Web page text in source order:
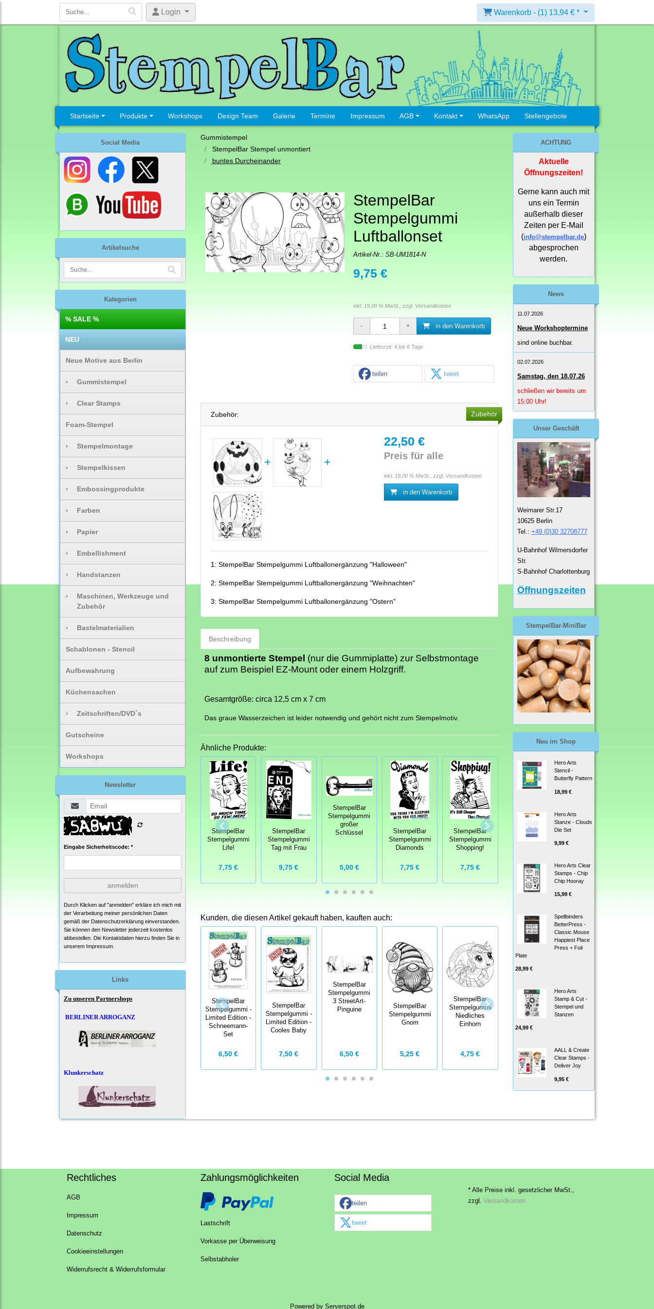
Login Warenkorb - (1) 13,94 € *
Startseite Produkte Workshops Design Team Galerie Termine Impressum AGB Kontakt WhatsApp Stellengebote
Social Media
Artikelsuche
Kategorien
% SALE %
NEU
Neue Motive aus Berlin
› Gummistempel
› Clear Stamps
Foam-Stempel
› Stempelmontage
› Stempelkissen
› Embossingprodukte
› Farben
› Papier
› Embellishment
› Handstanzen
›
Maschinen, Werkzeuge und
Zubehör
› Bastelmaterialien
Schablonen - Stencil
Aufbewahrung
Küchensachen
› Zeitschriften/DVD`s
Gutscheine
Workshops
Newsletter
Eingabe Sicherheitscode: *
anmelden
Durch Klicken auf "anmelden" erkläre ich mich mit
der Verarbeitung meiner persönlichen Daten
gemäß der Datenschutzerklärung einverstanden.
Sie können den Newsletter jederzeit kostenlos
abbestellen. Die Kontaktdaten hierzu finden Sie in
unserem Impressum.
Links
Zu unseren Partnershops
BERLINER ARROGANZ
Klunkerschatz
Gummistempel
StempelBar Stempel unmontiert
buntes Durcheinander
StempelBar
Stempelgummi
Luftballonset
Artikel-Nr.: SB-UM1814-N
9,75 €
inkl. 19,00 % MwSt., zzgl. Versandkosten
in den Warenkorb
Lieferzeit: 4 bis 6 Tage
teilen tweet
Zubehör: Zubehör
22,50 €
Preis für alle
inkl. 19,00 % MwSt., zzgl. Versandkosten
in den Warenkorb
1: StempelBar Stempelgummi Luftballonergänzung "Halloween"
2: StempelBar Stempelgummi Luftballonergänzung "Weihnachten"
3: StempelBar Stempelgummi Luftballonergänzung "Ostern"
Beschreibung
8 unmontierte Stempel (nur die Gummiplatte) zur Selbstmontage
auf zum Beispiel EZ-Mount oder einem Holzgriff.
Gesamtgröße: circa 12,5 cm x 7 cm
Das graue Wasserzeichen ist leider notwendig und gehört nicht zum Stempelmotiv.
Ähnliche Produkte:
StempelBar
Stempelgummi
Life!
7,75 €
StempelBar
Stempelgummi
Tag mit Frau
9,75 €
StempelBar
Stempelgummi
großer
Schlüssel
5,00 €
StempelBar
Stempelgummi
Diamonds
7,75 €
StempelBar
Stempelgummi
Shopping!
7,75 €
StempelBar
Stempelgummi
8,50 € 5,50 €
Kunden, die diesen Artikel gekauft haben, kauften auch:
StempelBar
Stempelgummi -
Limited Edition -
Schneemann-
Set
6,50 €
StempelBar
Stempelgummi -
Limited Edition -
Cooles Baby
7,50 €
StempelBar
Stempelgummi
3 StreetArt-
Pinguine
6,50 €
StempelBar
Stempelgummi
Gnom
5,25 €
StempelBar
Stempelgummi
Niedliches
Einhorn
4,75 €
Stempelgummi
Prinzessinnen-
Texte
14,00 €
StempelBar
Stempelgummi
aufregen…
Kekse essen
4,50 €
ACHTUNG
Aktuelle
Öffnungszeiten!
Gerne kann auch mit
uns ein Termin
außerhalb dieser
Zeiten per E-Mail
(info@stempelbar.de)
abgesprochen
werden.
News
11.07.2026
Neue Workshoptermine
sind online buchbar.
02.07.2026
Samstag, den 18.07.26
schließen wir bereits um
15:00 Uhr!
Unser Geschäft
Weimarer Str.17
10625 Berlin
Tel.: +49 (0)30 32708777
U-Bahnhof Wilmersdorfer
Str.
S-Bahnhof Charlottenburg
Öffnungszeiten
StempelBar-MiniBar
Neu im Shop
Hero Arts
Stencil -
Butterfly Pattern
18,99 €
Hero Arts
Stanze - Clouds
Die Set
9,99 €
Hero Arts Clear
Stamps - Chip
Chip Hooray
15,99 €
Spellbinders
BetterPress -
Classic Mouse
Happiest Place
Press + Foil
Plate
28,99 €
Hero Arts
Stamp & Cut -
Stempel und
Stanzen
24,99 €
AALL & Create
Clear Stamps -
Deliver Joy
9,95 €
Rechtliches
AGB
Impressum
Datenschutz
Cookieeinstellungen
Widerrufsrecht & Widerrufsformular
Zahlungsmöglichkeiten
Lastschrift
Vorkasse per Überweisung
Selbstabholer
Social Media
teilen
tweet
* Alle Preise inkl. gesetzlicher MwSt.,
zzgl. Versandkosten
Powered by Serverspot.de